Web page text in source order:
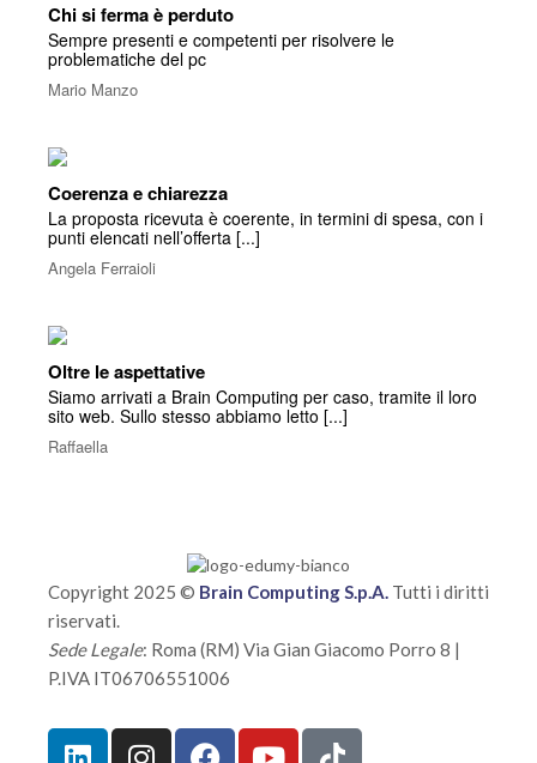
Chi si ferma è perduto
Sempre presenti e competenti per risolvere le
problematiche del pc
Mario Manzo
Coerenza e chiarezza
La proposta ricevuta è coerente, in termini di spesa, con i
punti elencati nell’offerta [...]
Angela Ferraioli
Oltre le aspettative
Siamo arrivati a Brain Computing per caso, tramite il loro
sito web. Sullo stesso abbiamo letto [...]
Raffaella
Copyright 2025 © Brain Computing S.p.A. Tutti i diritti
riservati.
Sede Legale: Roma (RM) Via Gian Giacomo Porro 8 |
P.IVA IT06706551006